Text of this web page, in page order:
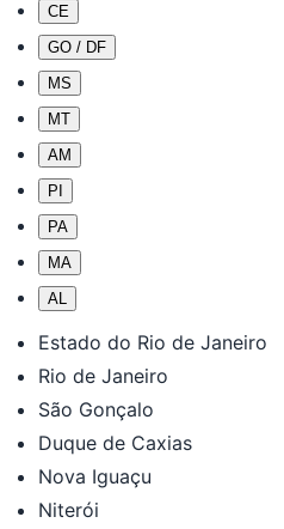
CE
GO / DF
MS
MT
AM
PI
PA
MA
AL
Estado do Rio de Janeiro
Rio de Janeiro
São Gonçalo
Duque de Caxias
Nova Iguaçu
Niterói